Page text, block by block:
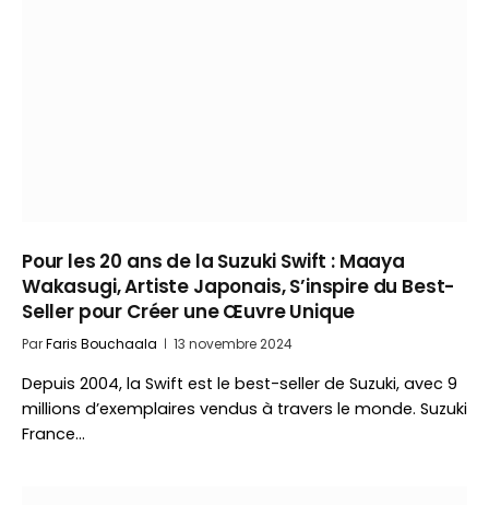
Pour les 20 ans de la Suzuki Swift : Maaya
Wakasugi, Artiste Japonais, S’inspire du Best-
Seller pour Créer une Œuvre Unique
ParFaris Bouchaala 13 novembre 2024
Depuis 2004, la Swift est le best-seller de Suzuki, avec 9
millions d’exemplaires vendus à travers le monde. Suzuki
France…